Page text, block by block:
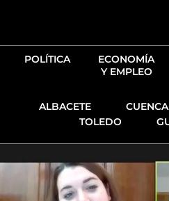
POLÍTICA
ECONOMÍA
Y EMPLEO
ALBACETE CUENCA
TOLEDO